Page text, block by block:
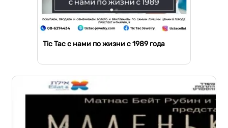
Tic Tac с нами по жизни с 1989 года